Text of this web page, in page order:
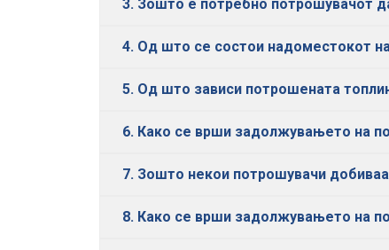
3. Зошто е потребно потрошувачот
4. Од што се состои надоместокот
5. Од што зависи потрошената
6. Како се врши задолжувањето на
7. Зошто некои потрошувачи
8. Како се врши задолжувањето на